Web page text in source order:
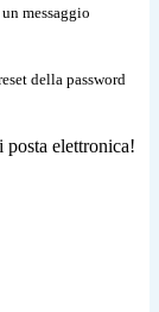
messaggio
della password
elettronica!